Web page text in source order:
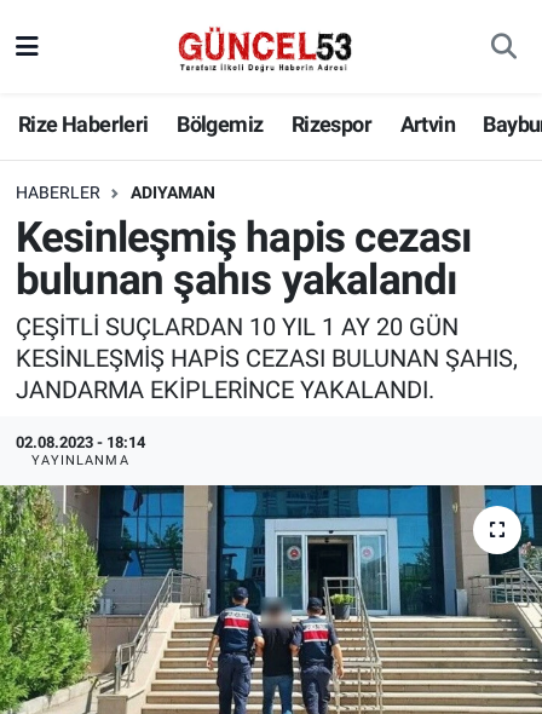
Rize Haberleri Bölgemiz Rizespor Artvin
HABERLER ADIYAMAN
Kesinleşmiş hapis cezası
bulunan şahıs yakalandı
ÇEŞİTLİ SUÇLARDAN 10 YIL 1 AY 20 GÜN
KESİNLEŞMİŞ HAPİS CEZASI BULUNAN ŞAHIS,
JANDARMA EKİPLERİNCE YAKALANDI.
02.08.2023 - 18:14
YAYINLANMA